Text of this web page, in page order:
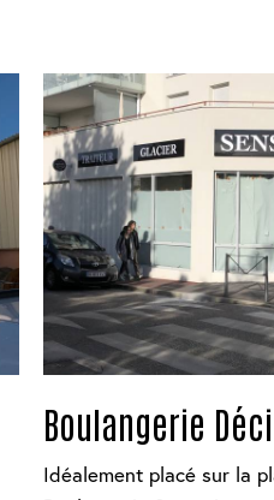
Boulangerie
Idéalement placé sur la